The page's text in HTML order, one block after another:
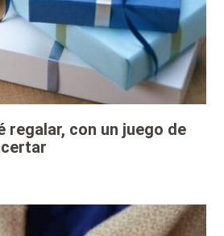
regalar, con un juego de